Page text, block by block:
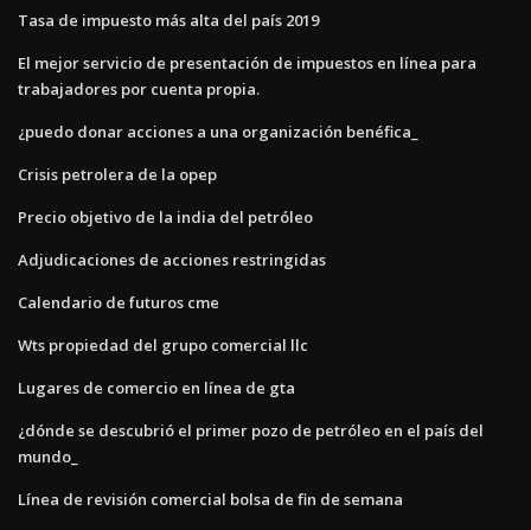
Tasa de impuesto más alta del país 2019
El mejor servicio de presentación de impuestos en línea para
trabajadores por cuenta propia.
¿puedo donar acciones a una organización benéfica_
Crisis petrolera de la opep
Precio objetivo de la india del petróleo
Adjudicaciones de acciones restringidas
Calendario de futuros cme
Wts propiedad del grupo comercial llc
Lugares de comercio en línea de gta
¿dónde se descubrió el primer pozo de petróleo en el país del
mundo_
Línea de revisión comercial bolsa de fin de semana